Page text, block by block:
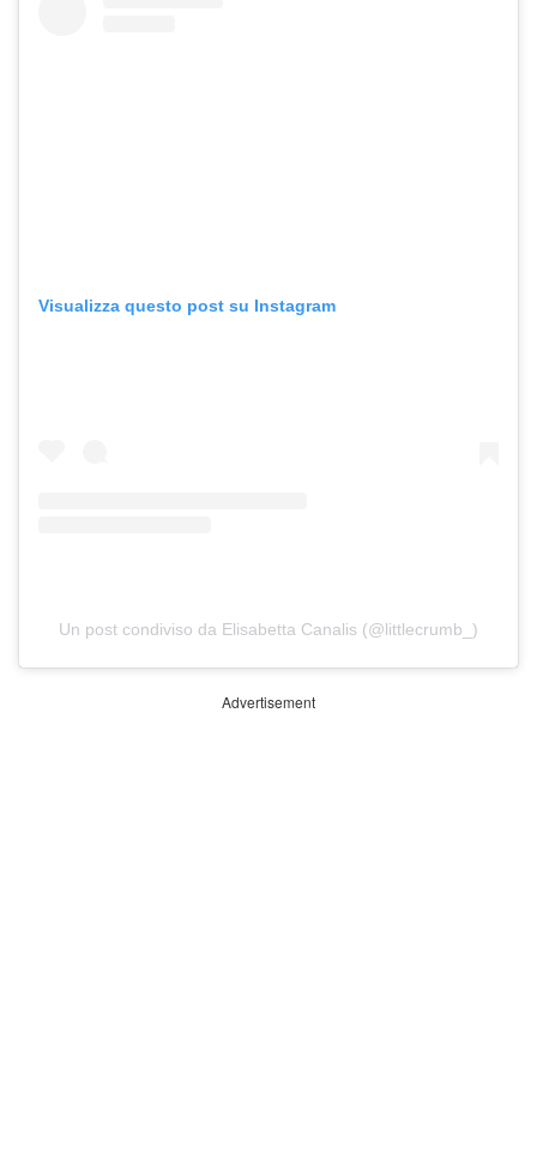
Visualizza questo post su Instagram
Un post condiviso da Elisabetta Canalis (@littlecrumb_)
Advertisement